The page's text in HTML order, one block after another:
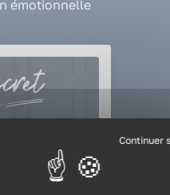
émotionnelle